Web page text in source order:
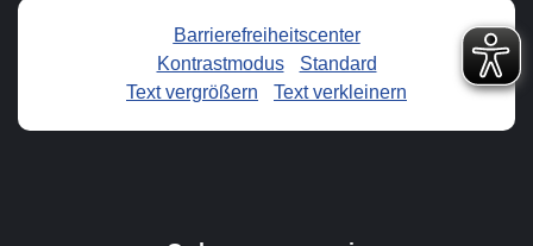
Barrierefreiheitscenter
Kontrastmodus- Standard
Text vergrößern
Text verkleinern